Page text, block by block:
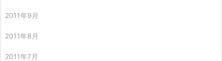
2011年9月
2011年8月
2011年7月